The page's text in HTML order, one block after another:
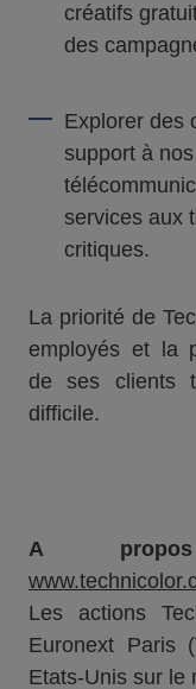
créatifs
des
Explorer des
support à
services aux
critiques.
La priorité de
employés et la
de ses clients
difficile.
A
Les actions
Euronext Paris
Etats-Unis sur le